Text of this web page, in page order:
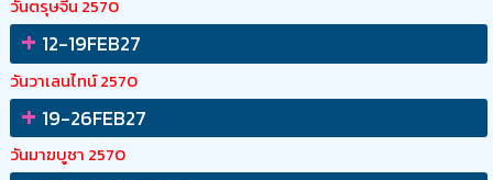
วันตรุษจีน 2570
+ 12-19FEB27
วันวาเลนไทน์ 2570
+ 19-26FEB27
วันมาฆบูชา 2570